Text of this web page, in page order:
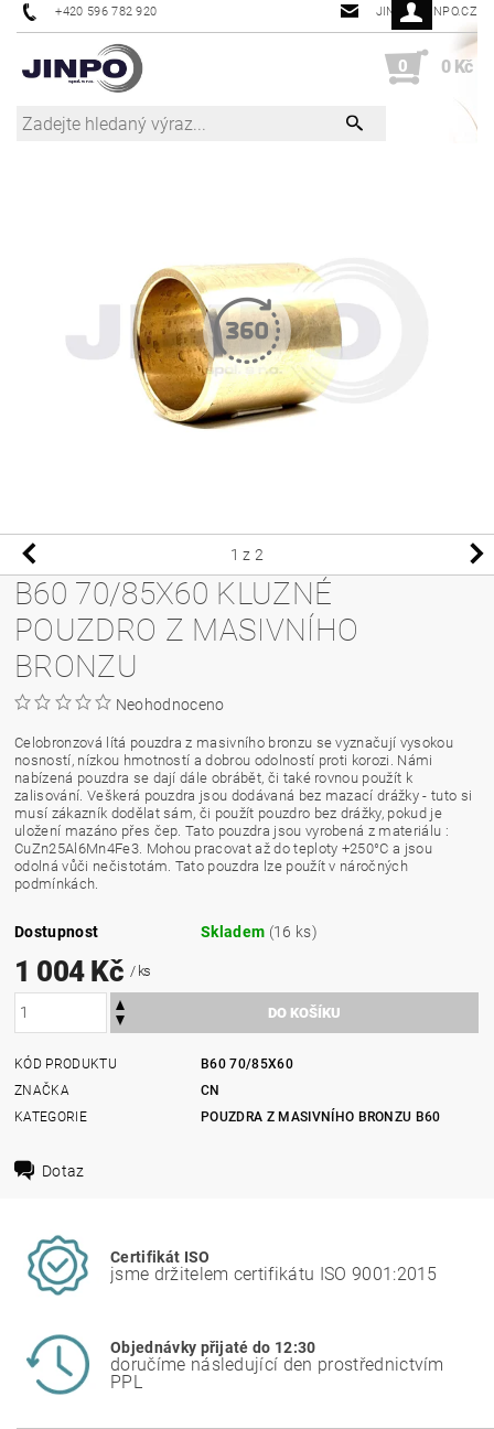
+420 596 782 920 JINPO@JINPO.CZ
0 0 Kč
1 z 2
B60 70/85X60 KLUZNÉ
POUZDRO Z MASIVNÍHO
BRONZU
Neohodnoceno
Celobronzová lítá pouzdra z masivního bronzu se vyznačují vysokou
nosností, nízkou hmotností a dobrou odolností proti korozi. Námi
nabízená pouzdra se dají dále obrábět, či také rovnou použít k
zalisování. Veškerá pouzdra jsou dodávaná bez mazací drážky - tuto si
musí zákazník dodělat sám, či použít pouzdro bez drážky, pokud je
uložení mazáno přes čep. Tato pouzdra jsou vyrobená z materiálu :
CuZn25Al6Mn4Fe3. Mohou pracovat až do teploty +250°C a jsou
odolná vůči nečistotám. Tato pouzdra lze použít v náročných
podmínkách.
Dostupnost Skladem (16 ks)
1 004 Kč / ks
KÓD PRODUKTU
B60 70/85X60
ZNAČKA
CN
KATEGORIE
POUZDRA Z MASIVNÍHO BRONZU B60
Dotaz
Certifikát ISO
jsme držitelem certifikátu ISO 9001:2015
Objednávky přijaté do 12:30
doručíme následující den prostřednictvím
PPL